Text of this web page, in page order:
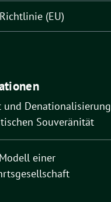
(EU)
und Denationalisierung
Souveränität
einer